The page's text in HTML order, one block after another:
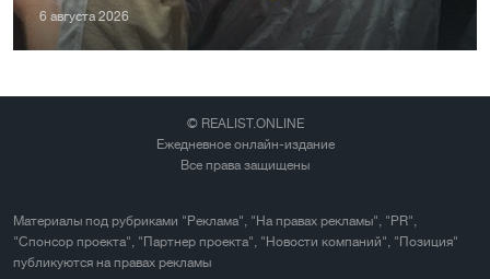
6 августа 2026
© REALIST.ONLINE
Ежедневное онлайн-издание
Все права защищены
Материалы под рубриками "Реклама", "На правах рекламы", "PR",
"Спонсор проекта", "Партнер проекта", "Новости компаний", "Позиция"
публикуются на правах рекламы